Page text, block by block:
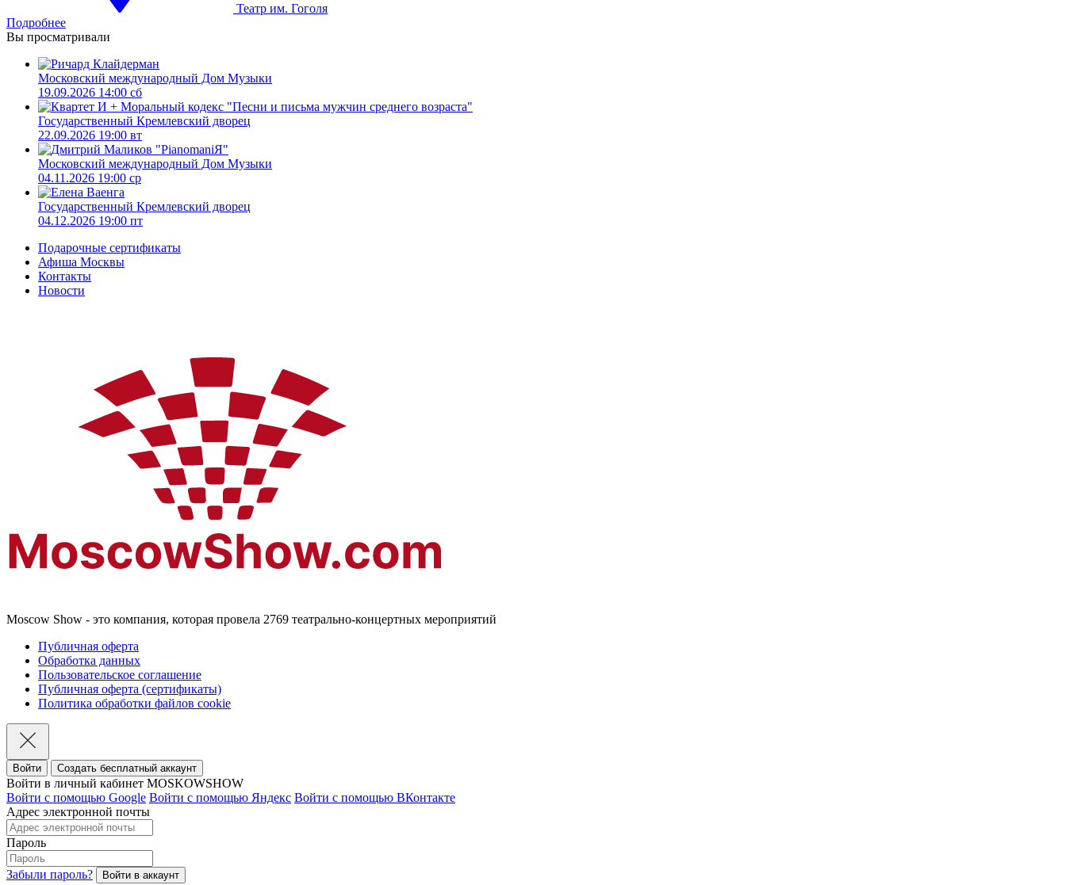
Театр им. Гоголя
Подробнее
Вы просматривали
Московский международный Дом Музыки
19.09.2026 14:00 сб
Государственный Кремлевский дворец
22.09.2026 19:00 вт
Московский международный Дом Музыки
04.11.2026 19:00 ср
Государственный Кремлевский дворец
04.12.2026 19:00 пт
Подарочные сертификаты
Афиша Москвы
Контакты
Новости
Moscow Show - это компания, которая провела 2769 театрально-концертных мероприятий
Публичная оферта
Обработка данных
Пользовательское соглашение
Публичная оферта (сертификаты)
Политика обработки файлов cookie
Войти Создать бесплатный аккаунт
Войти в личный кабинет MOSKOWSHOW
Войти с помощью Google Войти с помощью Яндекс Войти с помощью ВКонтакте
Адрес электронной почты
Пароль
Забыли пароль?